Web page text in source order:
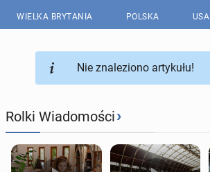
WIELKA BRYTANIA POLSKA USA
Nie znaleziono artykułu!
Rolki Wiadomości›